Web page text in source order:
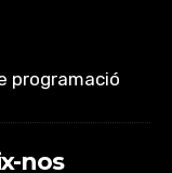
programació
nos